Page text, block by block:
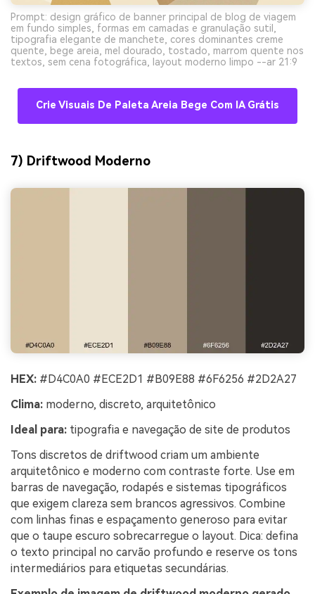
Prompt: design gráfico de banner principal de blog de viagem
em fundo simples, formas em camadas e granulação sutil,
tipografia elegante de manchete, cores dominantes creme
quente, bege areia, mel dourado, tostado, marrom quente nos
textos, sem cena fotográfica, layout moderno limpo --ar 21:9
Crie Visuais De Paleta Areia Bege Com IA Grátis
7) Driftwood Moderno
HEX: #D4C0A0 #ECE2D1 #B09E88 #6F6256 #2D2A27
Clima: moderno, discreto, arquitetônico
Ideal para: tipografia e navegação de site de produtos
Tons discretos de driftwood criam um ambiente
arquitetônico e moderno com contraste forte. Use em
barras de navegação, rodapés e sistemas tipográficos
que exigem clareza sem brancos agressivos. Combine
com linhas finas e espaçamento generoso para evitar
que o taupe escuro sobrecarregue o layout. Dica: defina
o texto principal no carvão profundo e reserve os tons
intermediários para etiquetas secundárias.